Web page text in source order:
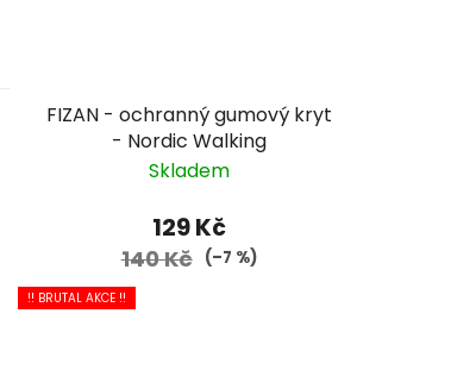
FIZAN - ochranný gumový kryt
- Nordic Walking
Skladem
129 Kč
140 Kč (–7 %)
!! BRUTAL AKCE !!